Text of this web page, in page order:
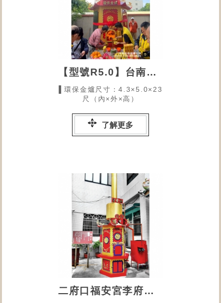
【型號R5.0】台南莊敬福德正神
▌環保金爐尺寸：4.3×5.0×23
尺（內×外×高）
了解更多
二府口福安宮李府千歲